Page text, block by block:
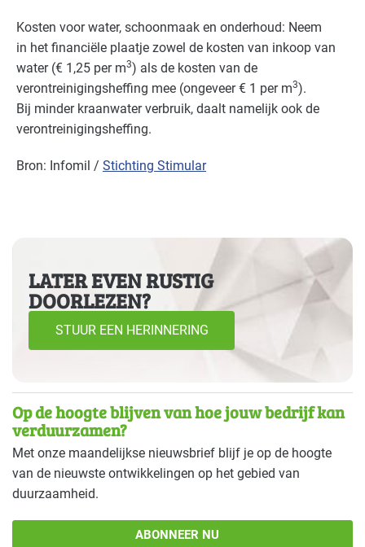
Industrie - papier en karton(waren) Gevorderd
Industrie - rubber en kunststof Gevorderd
Industrie - verf en drukinkt
Kantoren Gevorderd
Gevorderd
Onderwijs Basis
Overige branches
Recreatie - hotels Basis
Recreatie - overig Basis
Recreatie - restaurants en cafés Basis
Kosten voor water, schoonmaak en onderhoud: Neem
in het financiële plaatje zowel de kosten van inkoop van
water (€ 1,25 per m3) als de kosten van de
verontreinigingsheffing mee (ongeveer € 1 per m3).
Bij minder kraanwater verbruik, daalt namelijk ook de
verontreinigingsheffing.
Bron: Infomil / Stichting Stimular
LATER EVEN RUSTIG
DOORLEZEN?
STUUR EEN HERINNERING
Op de hoogte blijven van hoe jouw bedrijf kan
verduurzamen?
Met onze maandelijkse nieuwsbrief blijf je op de hoogte
van de nieuwste ontwikkelingen op het gebied van
duurzaamheid.
ABONNEER NU